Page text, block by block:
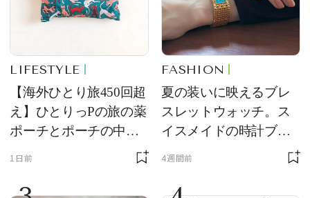
LIFESTYLE
【海外ひとり旅450回超
え】ひとりっPの旅の薬
ポーチとポーチの中身
を初公開！ 本当に使え
ム
1日前
FASHION
夏の装いに映えるブレ
スレットウォッチ。ス
イスメイドの時計ブラ
ンド【フレデリック・
をレビュー。【それい
4週間前